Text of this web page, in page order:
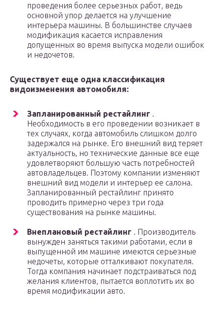
проведения более серьезных работ, ведь
основной упор делается на улучшение
интерьера машины. В большинстве случаев
модификация касается исправления
допущенных во время выпуска модели ошибок
и недочетов.
Существует еще одна классификация
видоизменения автомобиля:
Запланированный рестайлинг .
Необходимость в его проведении возникает в
тех случаях, когда автомобиль слишком долго
задержался на рынке. Его внешний вид теряет
актуальность, но технические данные все еще
удовлетворяют большую часть потребностей
автовладельцев. Поэтому компании изменяют
внешний вид модели и интерьер ее салона.
Запланированный рестайлинг принято
проводить примерно через три года
существования на рынке машины.
Внеплановый рестайлинг . Производитель
вынужден заняться такими работами, если в
выпущенной им машине имеются серьезные
недочеты, которые отталкивают покупателя.
Тогда компания начинает подстраиваться под
желания клиентов, пытается воплотить их во
время модификации авто.